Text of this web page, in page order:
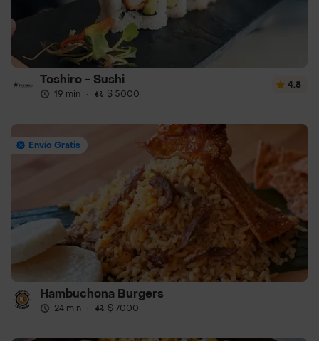
Toshiro - Sushi
19 min · $ 5000
4.8
Envío Gratis
Hambuchona Burgers
24 min · $ 7000